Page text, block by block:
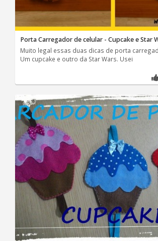
Porta Carregador de celular - Cupcake e Star
Muito legal essas duas dicas de porta
Um cupcake e outro da Star Wars. Usei